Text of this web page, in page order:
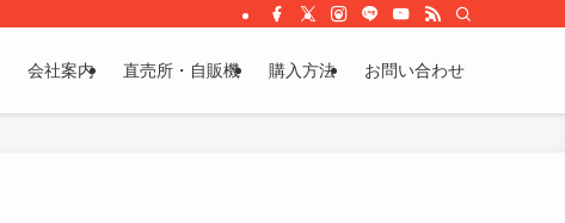
会社案内 直売所・自販機 購入方法 お問い合わせ